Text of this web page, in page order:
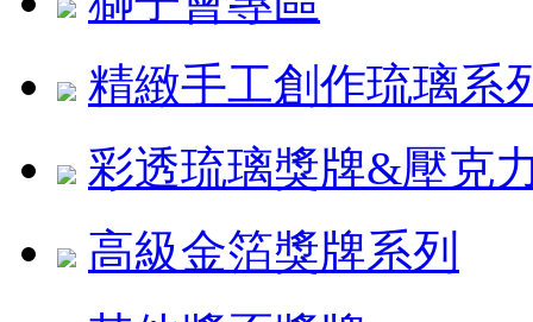
精緻手工創作琉璃系
彩透琉璃獎牌&壓克
高級金箔獎牌系列